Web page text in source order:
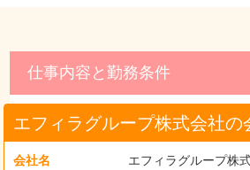
仕事内容と勤務条件
エフィラグループ株式会社の
会社名 エフィラグループ株